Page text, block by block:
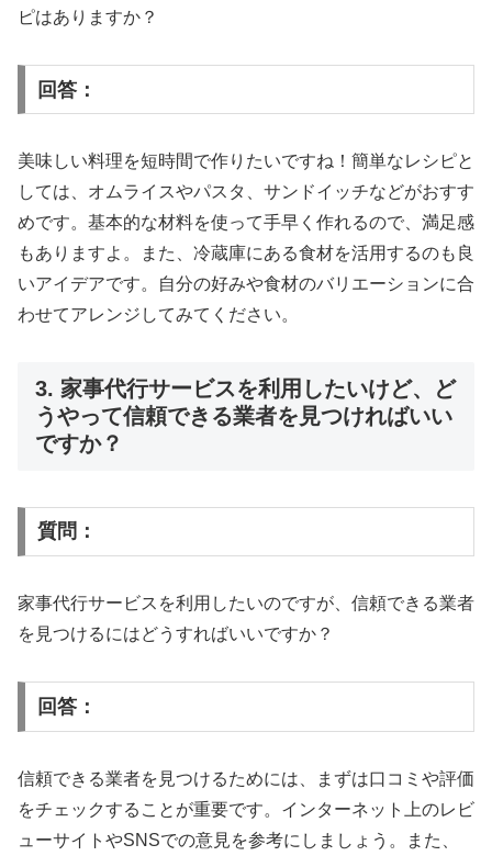
ピはありますか？
回答：
美味しい料理を短時間で作りたいですね！簡単なレシピと
しては、オムライスやパスタ、サンドイッチなどがおすす
めです。基本的な材料を使って手早く作れるので、満足感
もありますよ。また、冷蔵庫にある食材を活用するのも良
いアイデアです。自分の好みや食材のバリエーションに合
わせてアレンジしてみてください。
3. 家事代行サービスを利用したいけど、ど
うやって信頼できる業者を見つければいい
ですか？
質問：
家事代行サービスを利用したいのですが、信頼できる業者
を見つけるにはどうすればいいですか？
回答：
信頼できる業者を見つけるためには、まずは口コミや評価
をチェックすることが重要です。インターネット上のレビ
ューサイトやSNSでの意見を参考にしましょう。また、